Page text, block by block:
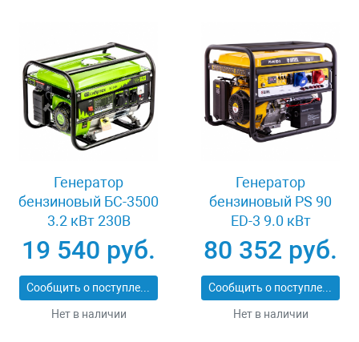
Генератор
бензиновый БС-3500
3.2 кВт 230В
четырехтактный 15 л
ручной стартер
Сибртех 94544
19 540 руб.
Сообщить о поступлении
Нет в наличии
Генератор
бензиновый PS 90
ED-3 9.0 кВт
переключение
режима 230 В/400 В
25 л электростартер
Denzel 946944
80 352 руб.
Сообщить о поступлении
Нет в наличии